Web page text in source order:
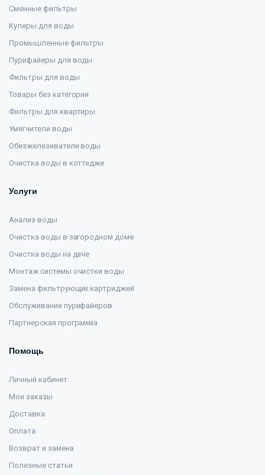
Сменные фильтры
Кулеры для воды
Промышленные фильтры
Пурифайеры для воды
Фильтры для воды
Товары без категории
Фильтры для квартиры
Умягчители воды
Обезжелезиватели воды
Очистка воды в коттедже
Услуги
Анализ воды
Очистка воды в загородном доме
Очистка воды на даче
Монтаж системы очистки воды
Замена фильтрующих картриджей
Обслуживание пурифайеров
Партнерская программа
Помощь
Личный кабинет
Мои заказы
Доставка
Оплата
Возврат и замена
Полезные статьи